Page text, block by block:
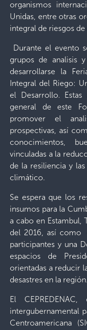
organismos
Unidas, entre otras
integral de riesgos de
Durante el evento
grupos de analisis
desarrollarse la
Integral del Riego:
el Desarrollo.
general de este
promover el
prospectivas, así
conocimientos,
vinculadas a la
de la resiliencia y
climático.
Se espera que los
insumos para la
a cabo en Estambul,
del 2016, así como
participantes y una
espacios de
orientadas a reducir
desastres en la región.
El
intergubernamental
Centroamericana